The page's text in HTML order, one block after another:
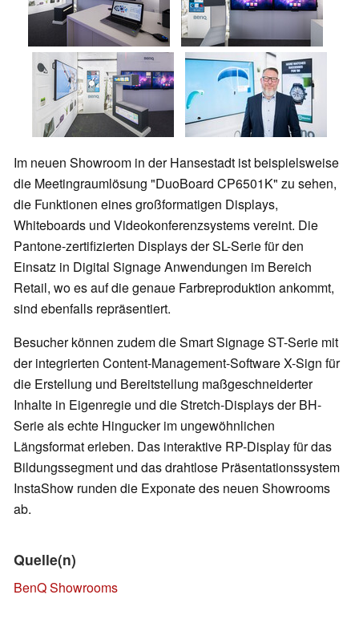
Im neuen Showroom in der Hansestadt ist beispielsweise
die Meetingraumlösung "DuoBoard CP6501K" zu sehen,
die Funktionen eines großformatigen Displays,
Whiteboards und Videokonferenzsystems vereint. Die
Pantone-zertifizierten Displays der SL-Serie für den
Einsatz in Digital Signage Anwendungen im Bereich
Retail, wo es auf die genaue Farbreproduktion ankommt,
sind ebenfalls repräsentiert.
Besucher können zudem die Smart Signage ST-Serie mit
der integrierten Content-Management-Software X-Sign für
die Erstellung und Bereitstellung maßgeschneiderter
Inhalte in Eigenregie und die Stretch-Displays der BH-
Serie als echte Hingucker im ungewöhnlichen
Längsformat erleben. Das interaktive RP-Display für das
Bildungssegment und das drahtlose Präsentationssystem
InstaShow runden die Exponate des neuen Showrooms
ab.
Quelle(n)
BenQ Showrooms